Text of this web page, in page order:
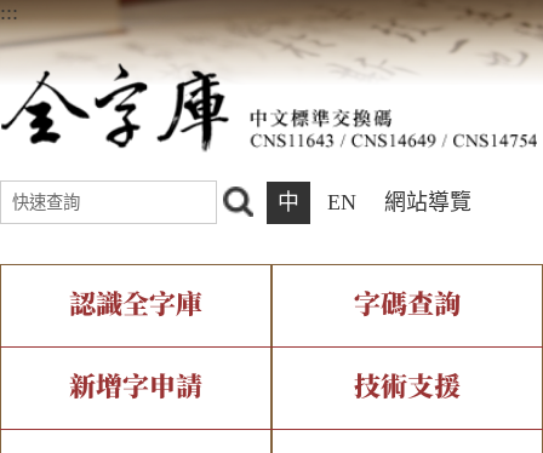
:::
中 EN 網站導覽
認識全字庫
全字庫介紹 全字庫現況
字碼查詢
IDS查詢 部件查詢
新增字申請 技術支援